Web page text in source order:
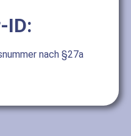
ID:
nach §27a